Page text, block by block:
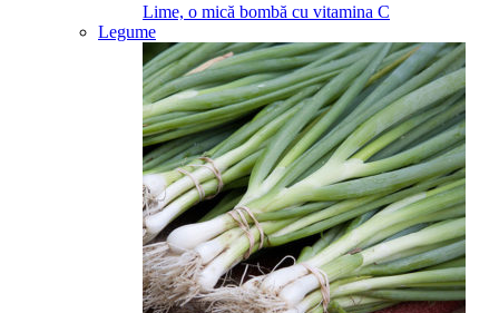
Lime, o mică bombă cu vitamina C
Legume